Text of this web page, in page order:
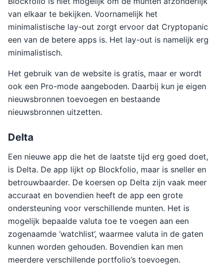
van elkaar te bekijken. Voornamelijk het
minimalistische lay-out zorgt ervoor dat Cryptopanic
een van de betere apps is. Het lay-out is namelijk erg
minimalistisch.
Het gebruik van de website is gratis, maar er wordt
ook een Pro-mode aangeboden. Daarbij kun je eigen
nieuwsbronnen toevoegen en bestaande
nieuwsbronnen uitzetten.
Delta
Een nieuwe app die het de laatste tijd erg goed doet,
is Delta. De app lijkt op Blockfolio, maar is sneller en
betrouwbaarder. De koersen op Delta zijn vaak meer
accuraat en bovendien heeft de app een grote
ondersteuning voor verschillende munten. Het is
mogelijk bepaalde valuta toe te voegen aan een
zogenaamde ‘watchlist’, waarmee valuta in de gaten
kunnen worden gehouden. Bovendien kan men
meerdere verschillende portfolio’s toevoegen.